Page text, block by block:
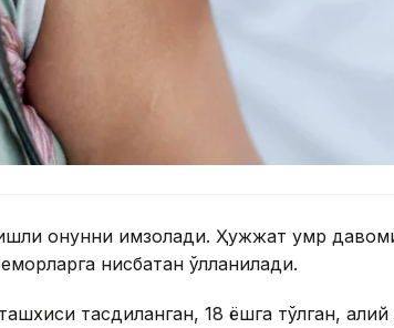
қонунни имзолади. Ҳужжат умр
нисбатан қўлланилади.
тасдиқланган, 18 ёшга тўлган,